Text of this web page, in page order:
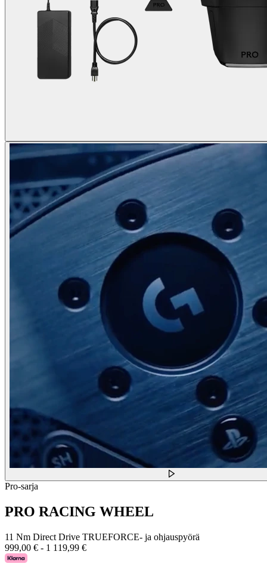
Pro-sarja
PRO RACING WHEEL
11 Nm Direct Drive TRUEFORCE- ja ohjauspyörä
999,00 € - 1 119,99 €